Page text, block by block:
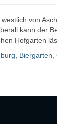
von
kann der
Hofgarten
Biergarten